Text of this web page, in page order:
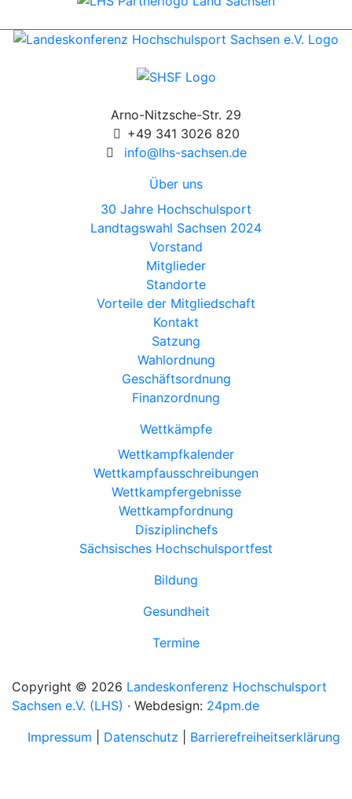
Arno-Nitzsche-Str. 29
+49 341 3026 820
info@lhs-sachsen.de
Über uns
30 Jahre Hochschulsport
Landtagswahl Sachsen 2024
Vorstand
Mitglieder
Standorte
Vorteile der Mitgliedschaft
Kontakt
Satzung
Wahlordnung
Geschäftsordnung
Finanzordnung
Wettkämpfe
Wettkampfkalender
Wettkampfausschreibungen
Wettkampfergebnisse
Wettkampfordnung
Disziplinchefs
Sächsisches Hochschulsportfest
Bildung
Gesundheit
Termine
Copyright © 2026 Landeskonferenz Hochschulsport
Sachsen e.V. (LHS) · Webdesign: 24pm.de
Impressum
Datenschutz Barrierefreiheitserklärung